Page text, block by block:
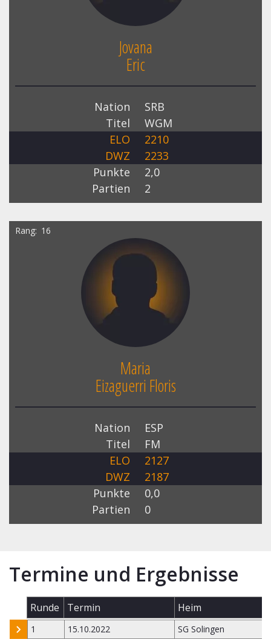
Jovana
Eric
Nation
SRB
Titel
WGM
ELO
2210
DWZ
2233
Punkte
2,0
Partien
2
Rang 16
Maria
Eizaguerri Floris
Nation
ESP
Titel
FM
ELO
2127
DWZ
2187
Punkte
0,0
Partien
0
Termine und Ergebnisse
Runde Termin Heim
1 15.10.2022 SG Solingen